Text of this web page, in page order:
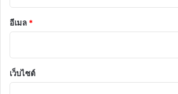
อีเมล *
เว็บไซต์